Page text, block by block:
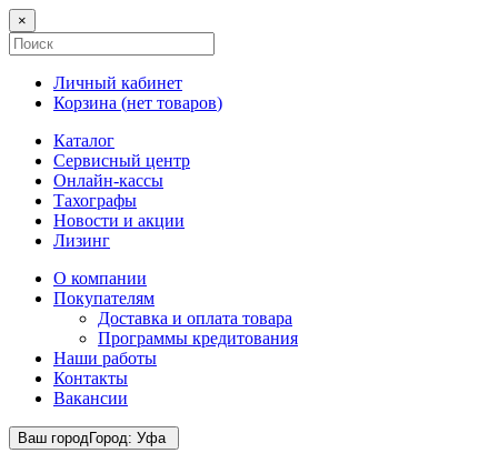
×
Личный кабинет
Корзина (нет товаров)
Каталог
Сервисный центр
Онлайн-кассы
Тахографы
Новости и акции
Лизинг
О компании
Покупателям
Доставка и оплата товара
Программы кредитования
Наши работы
Контакты
Вакансии
Ваш городГород: Уфа